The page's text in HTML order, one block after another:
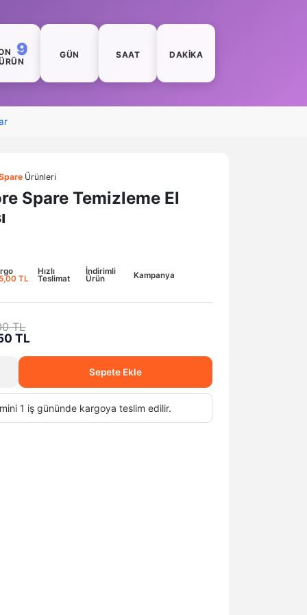
9 GÜN SAAT DAKIKA
Ürünleri
Spare Temizleme El
TL
Hızlı
Teslimat
İndirimli
Ürün Kampanya
TL
TL
Sepete Ekle
1 iş gününde kargoya teslim edilir.